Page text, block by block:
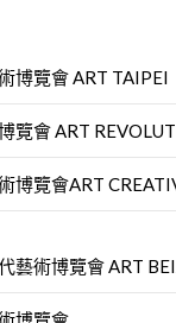
博覽會 ART TAIPEI
覽會 ART
博覽會ART
藝術博覽會 ART